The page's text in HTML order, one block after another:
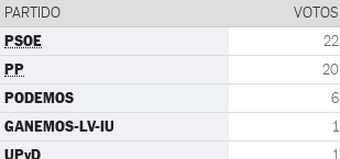
PARTIDO VOTOS
PSOE 22
PP 20
PODEMOS 6
GANEMOS-LV-IU 1
UPyD 1